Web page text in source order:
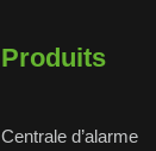
Produits
Centrale d’alarme